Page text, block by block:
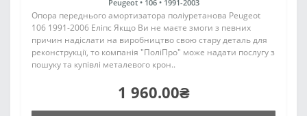
Peugeot • 106 • 1991-2003
Опора переднього амортизатора поліуретанова Peugeot
106 1991-2006 Еліпс Якщо Ви не маєте змоги з певних
причин надіслати на виробництво свою стару деталь для
реконструкції, то компанія "ПоліПро" може надати послугу з
пошуку та купівлі металевого крон..
1 960.00₴